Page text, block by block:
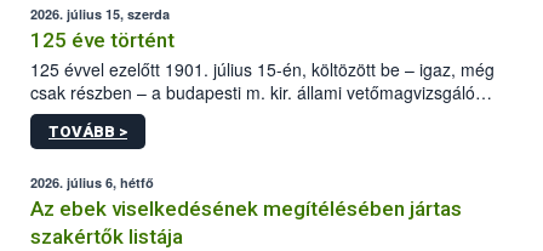
2026. július 15, szerda
125 éve történt
125 évvel ezelőtt 1901. július 15-én, költözött be – igaz, még
csak részben – a budapesti m. kir. állami vetőmagvizsgáló
állomás a Kis Rókus utca 15. szám alatti, Czigler Győző által
tervezett új épületébe.
TOVÁBB >
2026. július 6, hétfő
Az ebek viselkedésének megítélésében jártas
szakértők listája